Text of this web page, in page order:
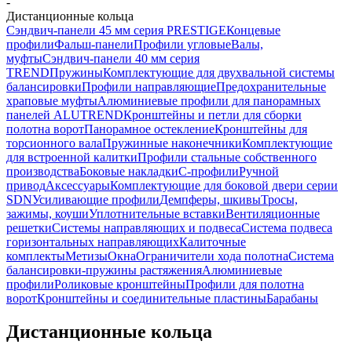
Дистанционные кольца
Сэндвич-панели 45 мм серия PRESTIGEКонцевые
профилиФальш-панелиПрофили угловыеВалы,
муфтыСэндвич-панели 40 мм серия
TRENDПружиныКомплектующие для двухвальной системы
балансировкиПрофили направляющиеПредохранительные
храповые муфтыАлюминиевые профили для панорамных
панелей ALUTRENDКронштейны и петли для сборки
полотна воротПанорамное остеклениеКронштейны для
торсионного валаПружинные наконечникиКомплектующие
для встроенной калиткиПрофили стальные собственного
производстваБоковые накладкиС-профилиРучной
приводАксессуарыКомплектующие для боковой двери серии
SDNУсиливающие профилиДемпферы, шкивыТросы,
зажимы, коушиУплотнительные вставкиВентиляционные
решеткиСистемы направляющих и подвесаСистема подвеса
горизонтальных направляющихКалиточные
комплектыМетизыОкнаОграничители хода полотнаСистема
балансировки-пружины растяженияАлюминиевые
профилиРоликовые кронштейныПрофили для полотна
воротКронштейны и соединительные пластиныБарабаны
Дистанционные кольца